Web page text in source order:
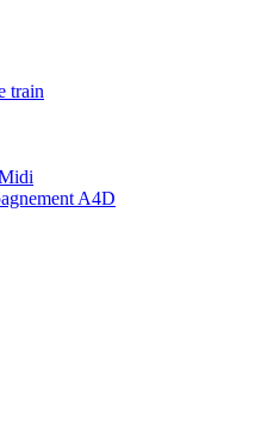
train
A4D